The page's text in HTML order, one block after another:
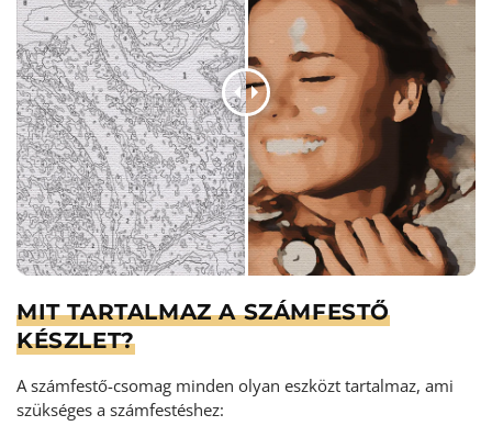
MIT TARTALMAZ A SZÁMFESTŐ
KÉSZLET?
A számfestő-csomag minden olyan eszközt tartalmaz, ami
szükséges a számfestéshez: